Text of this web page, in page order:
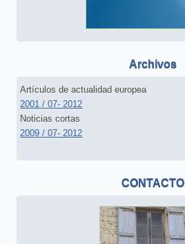
Archivos
Artículos de actualidad europea
2001 / 07- 2012
Noticias cortas
2009 / 07- 2012
CONTACTO